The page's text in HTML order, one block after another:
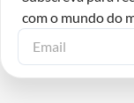
com o mundo do